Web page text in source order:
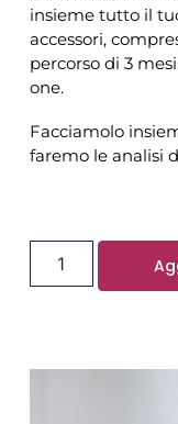
insieme tutto il
accessori,
percorso di 3
one.
Facciamolo
faremo le analisi